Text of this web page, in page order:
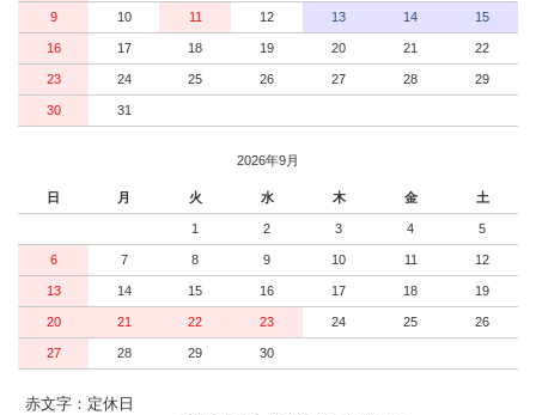
9 10 11 12 13 14 15
16 17 18 19 20 21 22
23 24 25 26 27 28 29
30 31
2026年9月
日 月 火 水 木 金 土
1 2 3 4 5
6 7 8 9 10 11 12
13 14 15 16 17 18 19
20 21 22 23 24 25 26
27 28 29 30
赤文字：定休日